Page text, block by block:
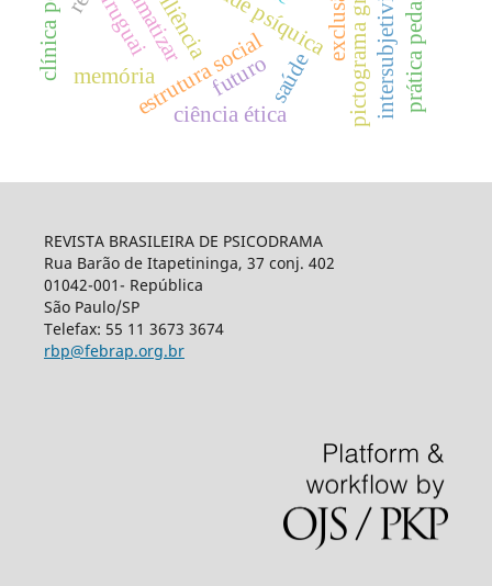
pictograma grupal
estrutura socialsaúde
ciência ética
uruguai
memória futuro
REVISTA BRASILEIRA DE PSICODRAMA
Rua Barão de Itapetininga, 37 conj. 402
01042-001- República
São Paulo/SP
Telefax: 55 11 3673 3674
rbp@febrap.org.br